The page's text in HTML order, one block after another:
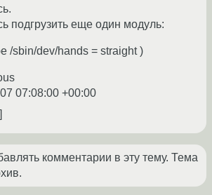
подгрузить еще один модуль:
/sbin/dev/hands = straight )
07:08:00 +00:00
комментарии в эту тему. Тема